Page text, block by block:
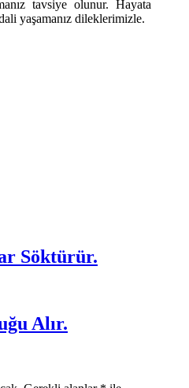
tavsiye olunur. Hayata
yaşamanız dileklerimizle.
Söktürür.
Alır.